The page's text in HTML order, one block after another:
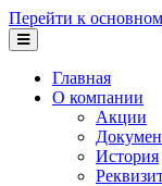
Перейти к
Главная
О компании
Акции
История